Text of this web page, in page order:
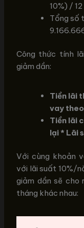
10%) /
Tổng số
Công thức tính
giảm dần:
Tiền lãi
vay
Tiền lãi
lại * Lãi
Với cùng khoản
với lãi suất 10%/
giảm dần sẽ cho
tháng khác nhau: